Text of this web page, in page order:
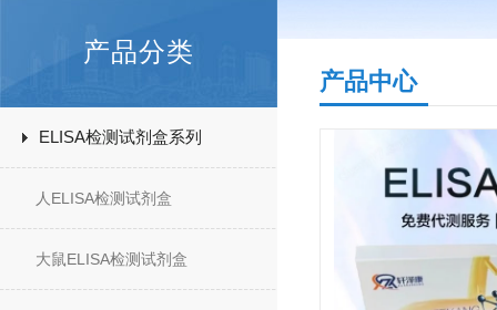
产品分类
ELISA检测试剂盒系列
人ELISA检测试剂盒
大鼠ELISA检测试剂盒
产品中心